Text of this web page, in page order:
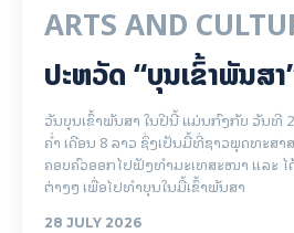
ARTS AND
ປະຫວັດ “ບຸນເຂົ້າພັນສາ
ວັນບຸນເຂົ້າພັນສາ ໃນປີນີ້ ແມ່ນກົງກັບ ວັນທີ
ຄໍ່າ ເດືອນ 8 ລາວ ຊຶ່ງເປັນມື້ທີ່ຊາວພຸດທະສ
ຄອບຄົວອອກໄປຟັງທຳມະເທສະໜາ ແລະ
ຕ່າງໆ ເພື່ອໄປທຳບຸນໃນມື້ເຂົ້າພັນສາ
28 JULY 2026